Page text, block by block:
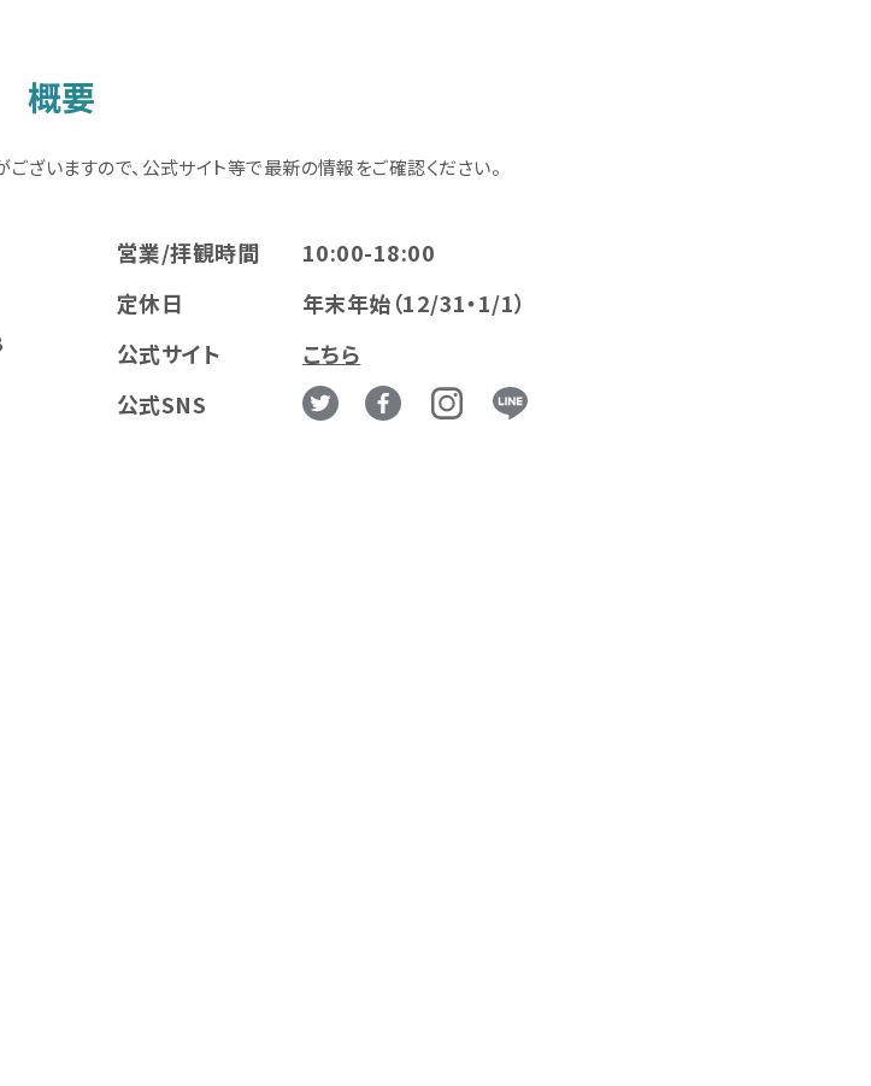
概要
ざいますので、公式サイト等で最新の情報をご確認ください。
営業/拝観時間
10:00-18:00
定休日
年末年始（12/31・1/1）
公式サイト
こちら
公式SNS